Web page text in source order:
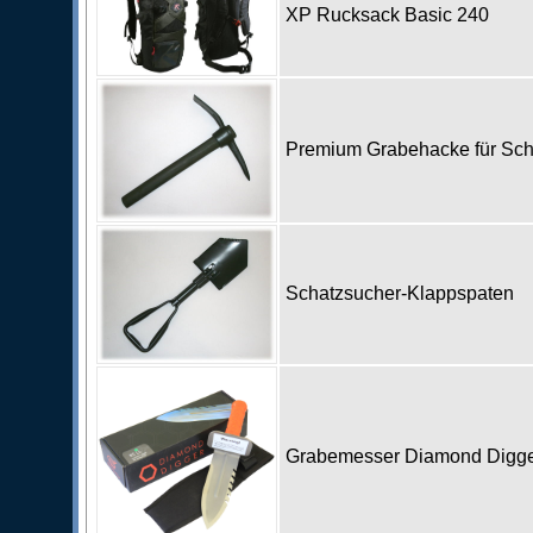
XP Rucksack Basic 240
Premium Grabehacke für
Schatzsucher-Klappspaten
Grabemesser Diamond